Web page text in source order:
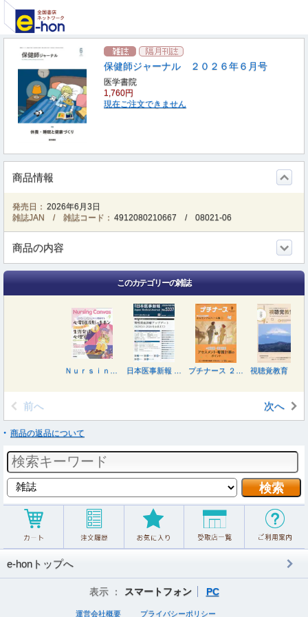
保健師ジャーナル ２０２６年６月号
医学書院
1,760円
現在ご注文できません
商品情報
発売日： 2026年6月3日
雑誌JAN / 雑誌コード： 4912080210667 /08021-06
商品の内容
このカテゴリーの雑誌
前へ 次へ
商品の返品について
e-honトップへ
表示 ： スマートフォン PC
運営会社概要 プライバシーポリシー